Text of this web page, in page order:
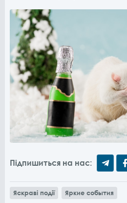
Підпишиться на нас:
Яскраві події Яркие события